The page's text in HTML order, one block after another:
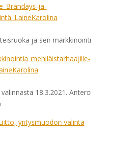
ja-
ja sen markkinointi
18.3.2021. Antero
yritysmuodon valinta